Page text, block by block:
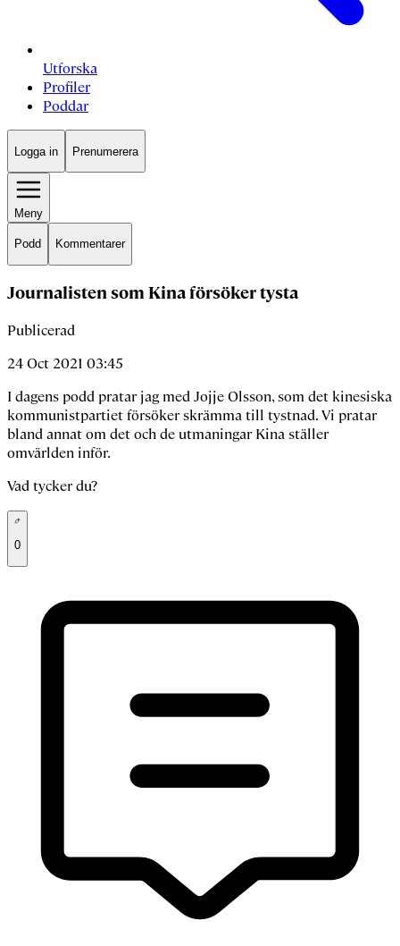
Utforska
Profiler
Poddar
Logga in Prenumerera
Meny
Podd Kommentarer
Journalisten som Kina försöker tysta
Publicerad
24 Oct 2021 03:45
I dagens podd pratar jag med Jojje Olsson, som det kinesiska
kommunistpartiet försöker skrämma till tystnad. Vi pratar
bland annat om det och de utmaningar Kina ställer
omvärlden inför.
Vad tycker du?
0